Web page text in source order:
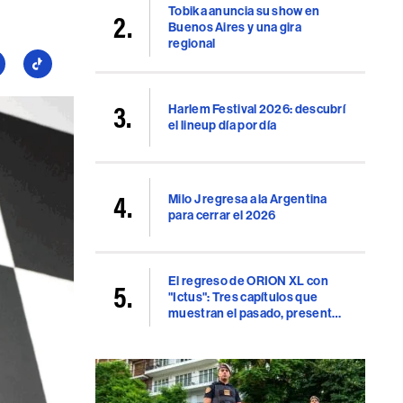
Seguí
en
Tobika anuncia su show en
Buenos Aires y una gira
regional
Harlem Festival 2026: descubrí
el lineup día por día
Milo J regresa a la Argentina
para cerrar el 2026
El regreso de ORION XL con
"Ictus": Tres capítulos que
muestran el pasado, presente